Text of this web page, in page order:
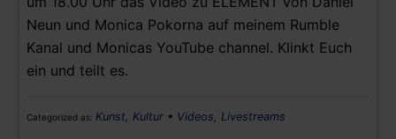
Neun und Monica Pokorna auf meinem Rumble
Kanal und Monicas YouTube channel. Klinkt Euch
ein und teilt es.
Categorized as: Kunst, Kultur • Videos, Livestreams